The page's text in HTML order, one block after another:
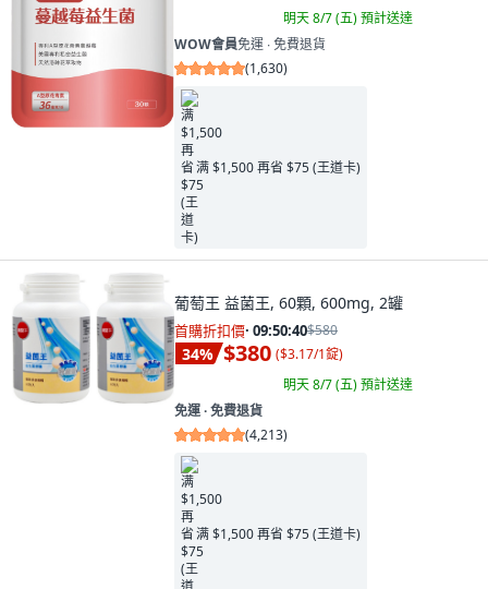
明天 8/7 (五)預計送達
WOW會員免運 ∙ 免費退貨
(1,630)
满 $1,500 再省 $75 (王道卡)
葡萄王 益菌王, 60顆, 600mg, 2罐
首購折扣價· 09:50:38$580
34% $380 ($3.17/1錠)
明天 8/7 (五)預計送達
免運 ∙ 免費退貨
(4,213)
满 $1,500 再省 $75 (王道卡)